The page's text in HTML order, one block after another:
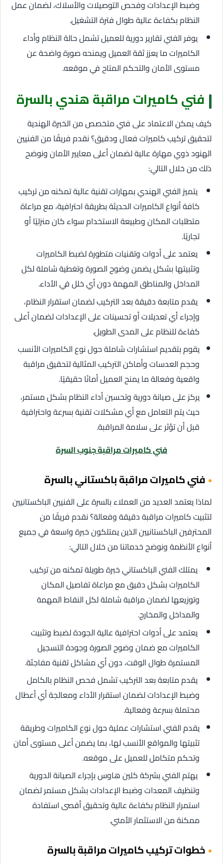
وضبط الإعدادات وفحص التوصيلات والأسلاك، لضمان عمل
النظام بكفاءة عالية طوال فترة التشغيل.
يوفر الفني تقارير دورية للعميل تشمل حالة النظام وأداء
الكاميرات ما يعزز ثقة العميل ويمنحه صورة واضحة عن
مستوى الأمان والتحكم المتاح في موقعه.
فني كاميرات مراقبة هندي بالسرة
كيف يمكن الاعتماد على فني متخصص من الخبرة الهندية
لتحقيق تركيب كاميرات فعال ودقيق؟ نقدم فريقًا من الفنيين
الهنود ذوي مهارة عالية لضمان أعلى معايير الأمان ونوضح
ذلك من خلال التالي:
يتميز الفني الهندي بمهارات تقنية عالية تمكنه من تركيب
كافة أنواع الكاميرات الحديثة بطريقة احترافية، مع مراعاة
متطلبات المكان وطبيعة الاستخدام سواء كان منزليًا أو
تجاريًا.
يعتمد على أدوات وتقنيات متطورة لضبط الكاميرات
وتثبيتها بشكل يضمن وضوح الصورة وتغطية شاملة لكل
المداخل والمناطق المهمة دون أي خلل في الأداء.
يقدم متابعة دقيقة بعد التركيب لضمان استقرار النظام،
وإجراء أي تعديلات أو تحسينات على الإعدادات لضمان أعلى
كفاءة للنظام على المدى الطويل.
يقوم بتقديم استشارات شاملة حول نوع الكاميرات الأنسب
وحجم العدسات وأماكن التركيب المثالية لتحقيق مراقبة
واقعية وفعالة ما يمنح العميل أمانًا حقيقيًا.
يركز على صيانة دورية وتحسين أداء النظام بشكل مستمر،
حيث يتم التعامل مع أي مشكلات تقنية بسرعة واحترافية
قبل أن تؤثر على سلامة المراقبة.
فني كاميرات مراقبة جنوب السرة
فني كاميرات مراقبة باكستاني بالسرة
لماذا يعتمد العديد من العملاء بالسرة على الفنيين الباكستانيين
لتثبيت كاميرات مراقبة دقيقة وفعالة؟ نقدم فريقًا من
المحترفين الباكستانيين الذين يمتلكون خبرة واسعة في جميع
أنواع الأنظمة ونوضح خدماتنا من خلال التالي:
يمتلك الفني الباكستاني خبرة طويلة تمكنه من تركيب
الكاميرات بشكل دقيق مع مراعاة تفاصيل المكان
وتوزيعها لضمان مراقبة شاملة لكل النقاط المهمة
والمداخل والمخارج.
يعتمد على أدوات احترافية عالية الجودة لضبط وتثبيت
الكاميرات مع ضمان وضوح الصورة وجودة التسجيل
المستمرة طوال الوقت، دون أي مشاكل تقنية مفاجئة.
يقدم متابعة بعد التركيب تشمل فحص النظام بالكامل
وضبط الإعدادات لضمان استقرار الأداء ومعالجة أي أعطال
محتملة بسرعة وفعالية.
يقدم الفني استشارات عملية حول نوع الكاميرات وطريقة
تثبيتها والمواقع الأنسب لها، بما يضمن أعلى مستوى أمان
وتحكم متكامل للعميل على موقعه.
يهتم الفني بشركة كلين هاوس بإجراء الصيانة الدورية
وتنظيف المعدات وضبط الإعدادات بشكل مستمر لضمان
استمرار النظام بكفاءة عالية وتحقيق أقصى استفادة
ممكنة من الاستثمار الأمني.
خطوات تركيب كاميرات مراقبة بالسرة